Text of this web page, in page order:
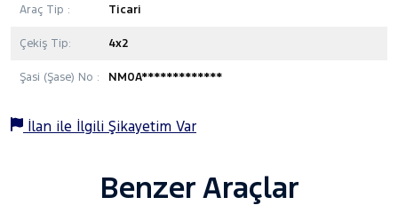
Araç Tip : Ticari
Çekiş Tip: 4x2
Şasi (Şase) No : NM0A*************
İlan ile İlgili Şikayetim Var
Benzer Araçlar